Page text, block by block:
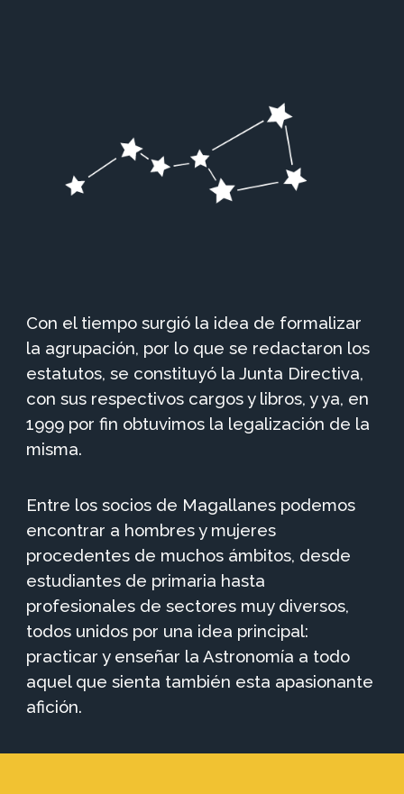
Con el tiempo surgió la idea de formalizar
la agrupación, por lo que se redactaron los
estatutos, se constituyó la Junta Directiva,
con sus respectivos cargos y libros, y ya, en
1999 por fin obtuvimos la legalización de la
misma.
Entre los socios de Magallanes podemos
encontrar a hombres y mujeres
procedentes de muchos ámbitos, desde
estudiantes de primaria hasta
profesionales desectores muy diversos,
todos unidos por una idea principal:
practicar y enseñar laAstronomía a todo
aquel que sienta también esta apasionante
afición.